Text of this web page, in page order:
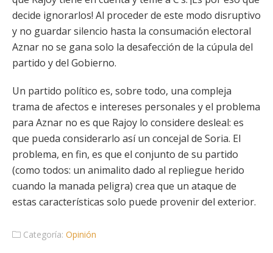
decide ignorarlos! Al proceder de este modo disruptivo
y no guardar silencio hasta la consumación electoral
Aznar no se gana solo la desafección de la cúpula del
partido y del Gobierno.
Un partido político es, sobre todo, una compleja
trama de afectos e intereses personales y el problema
para Aznar no es que Rajoy lo considere desleal: es
que pueda considerarlo así un concejal de Soria. El
problema, en fin, es que el conjunto de su partido
(como todos: un animalito dado al repliegue herido
cuando la manada peligra) crea que un ataque de
estas características solo puede provenir del exterior.
Categoría: Opinión